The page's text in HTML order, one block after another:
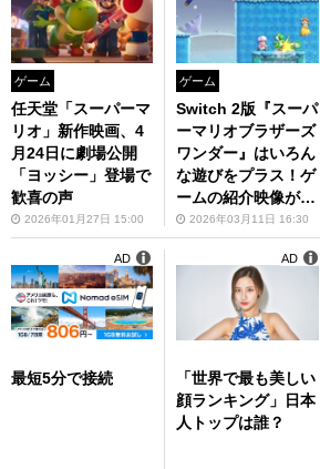
ゲーム
任天堂「スーパーマ
リオ」新作映画、4
月24日に劇場公開
「ヨッシー」登場で
歓喜の声
2026年01月27日 15:00
ゲーム
Switch 2版『スーパ
ーマリオブラザーズ
ワンダー』はいろん
な遊びをプラス！ゲ
ームの紹介映像が公
開2026年03月11日 16:30
最短5分で接続
AD
「世界で最も美しい
顔ランキング」日本
人トップは誰？
AD